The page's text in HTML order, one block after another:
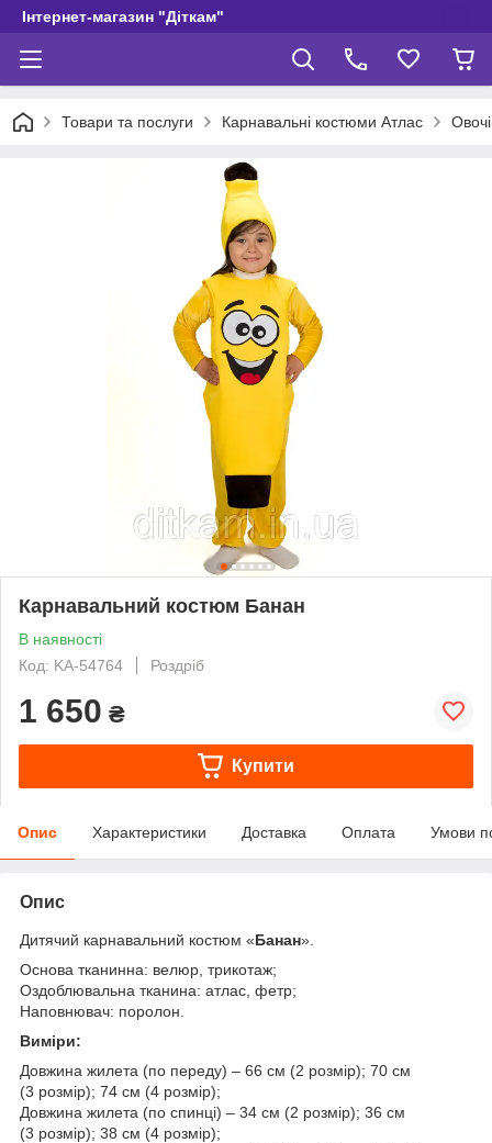
Інтернет-магазин "Діткам"
Товари та послуги Карнавальні костюми Атлас
Карнавальний костюм Банан
В наявності
Код: KA-54764
Роздріб
1 650 ₴
Купити
Опис Характеристики Доставка Оплата Умови
Опис
Дитячий карнавальний костюм «Банан».
Основа тканинна: велюр, трикотаж;
Оздоблювальна тканина: атлас, фетр;
Наповнювач: поролон.
Виміри:
Довжина жилета (по переду) – 66 см (2 розмір); 70 см
(3 розмір); 74 см (4 розмір);
Довжина жилета (по спинці) – 34 см (2 розмір); 36 см
(3 розмір); 38 см (4 розмір);